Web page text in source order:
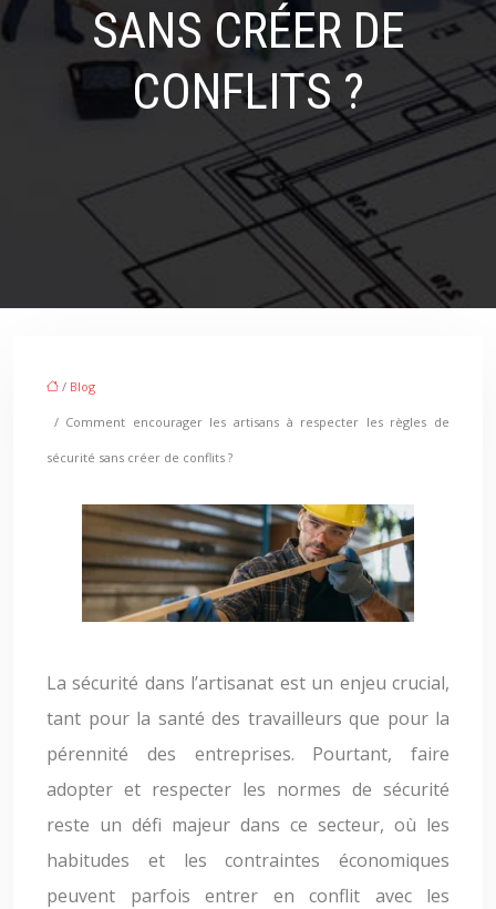
SANS CRÉER DE
CONFLITS ?
/ Blog
/ Comment encourager les artisans à respecter les règles de
sécurité sans créer de conflits ?
La sécurité dans l’artisanat est un enjeu crucial,
tant pour la santé des travailleurs que pour la
pérennité des entreprises. Pourtant, faire
adopter et respecter les normes de sécurité
reste un défi majeur dans ce secteur, où les
habitudes et les contraintes économiques
peuvent parfois entrer en conflit avec les